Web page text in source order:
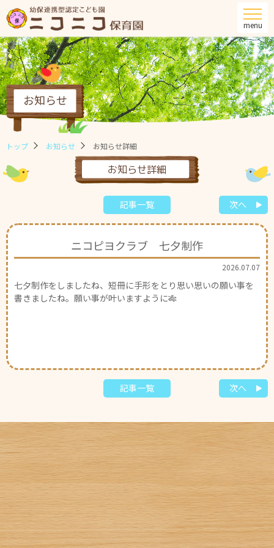
menu
お知らせ
トップ お知らせ お知らせ詳細
お知らせ詳細
次へ
記事一覧
ニコピヨクラブ 七夕制作
2026.07.07
七夕制作をしましたね、短冊に手形をとり思い思いの願い事を
書きましたね。願い事が叶いますように🎋
次へ
記事一覧